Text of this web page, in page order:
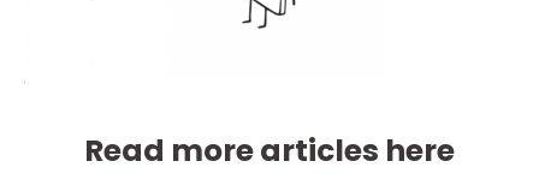
Read more articles here